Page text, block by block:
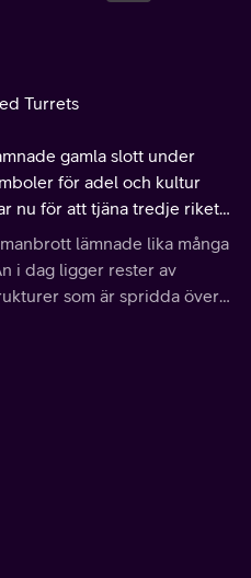
Turrets
gamla slott under
för adel och kultur
nu för att tjäna tredje rikets
lämnade lika många
i dag ligger rester av
som är spridda över